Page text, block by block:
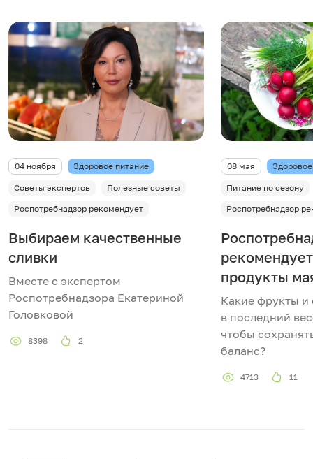
04 ноября Здоровое питание
Советы экспертов
Полезные советы
Роспотребнадзор рекомендует
Выбираем качественные
сливки
Вместе с экспертом
Роспотребнадзора Екатериной
Головковой
8398 2
08 мая
Питание по сезону
Роспотребнадзор
продукты
Какие фрукты
в последний
чтобы
баланс?
4713 11